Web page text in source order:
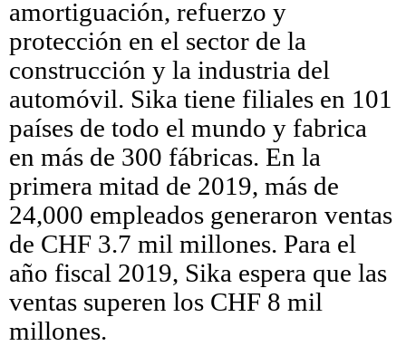
amortiguación, refuerzo y
protección en el sector de la
construcción y la industria del
automóvil. Sika tiene filiales en 101
países de todo el mundo y fabrica
en más de 300 fábricas. En la
primera mitad de 2019, más de
24,000 empleados generaron ventas
de CHF 3.7 mil millones. Para el
año fiscal 2019, Sika espera que las
ventas superen los CHF 8 mil
millones.